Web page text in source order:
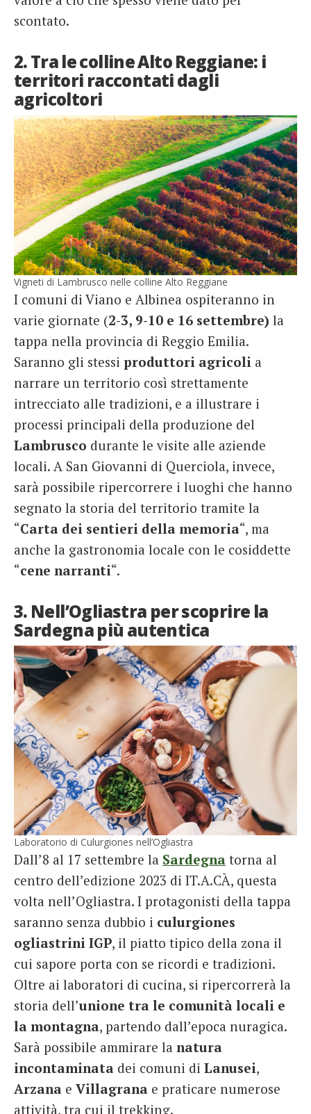
scontato.
2. Tra le colline Alto Reggiane: i
territori raccontati dagli
agricoltori
Vigneti di Lambrusco nelle colline Alto Reggiane
I comuni di Viano e Albinea ospiteranno in
varie giornate (2-3, 9-10 e 16 settembre) la
tappa nella provincia di Reggio Emilia.
Saranno gli stessi produttori agricoli a
narrare un territorio così strettamente
intrecciato alle tradizioni, e a illustrare i
processi principali della produzione del
Lambrusco durante le visite alle aziende
locali. A San Giovanni di Querciola, invece,
sarà possibile ripercorrere i luoghi che hanno
segnato la storia del territorio tramite la
“Carta dei sentieri della memoria“, ma
anche la gastronomia locale con le cosiddette
“cene narranti“.
3. Nell’Ogliastra per scoprire la
Sardegna più autentica
Laboratorio di Culurgiones nell’Ogliastra
Dall’8 al 17 settembre la Sardegna torna al
centro dell’edizione 2023 di IT.A.CÀ, questa
volta nell’Ogliastra. I protagonisti della tappa
saranno senza dubbio i culurgiones
ogliastrini IGP, il piatto tipico della zona il
cui sapore porta con se ricordi e tradizioni.
Oltre ai laboratori di cucina, si ripercorrerà la
storia dell’unione tra le comunità locali e
la montagna, partendo dall’epoca nuragica.
Sarà possibile ammirare la natura
incontaminata dei comuni di Lanusei,
Arzana e Villagrana e praticare numerose
attività, tra cui il trekking.